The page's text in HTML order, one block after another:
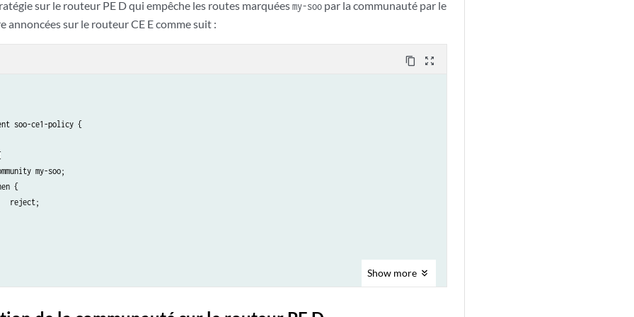
4 routes (4 active, 0 holddown, 0 hidden)
2 routes (2 active, 0 holddown, 0 hidden)
1 destinations, 1 routes (1 active, 0 holddown, 0
sur le routeur PE D qui empêche les routes marquéesmy-soo par la communauté par le
annoncées sur le routeur CE E comme suit :
content_copy zoom_out_map
soo-ce1-policy {
my-soo;
{
reject;
Show more